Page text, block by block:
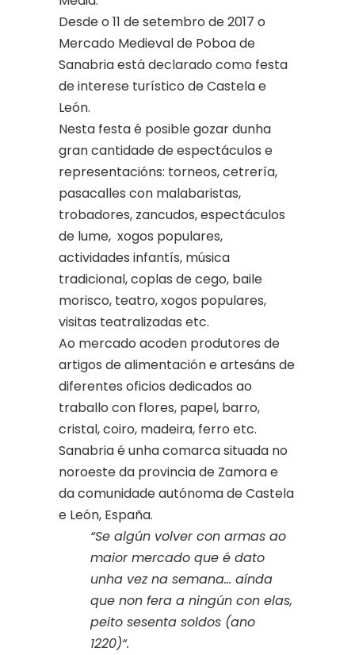
Desde o 11 de setembro de 2017 o
Mercado Medieval de Poboa de
Sanabria está declarado como festa
de interese turístico de Castela e
León.
Nesta festa é posible gozar dunha
gran cantidade de espectáculos e
representacións: torneos, cetrería,
pasacalles con malabaristas,
trobadores, zancudos, espectáculos
de lume, xogos populares,
actividades infantís, música
tradicional, coplas de cego, baile
morisco, teatro, xogos populares,
visitas teatralizadas etc.
Ao mercado acoden produtores de
artigos de alimentación e artesáns de
diferentes oficios dedicados ao
traballo con flores, papel, barro,
cristal, coiro, madeira, ferro etc.
Sanabria é unha comarca situada no
noroeste da provincia de Zamora e
da comunidade autónoma de Castela
e León, España.
“Se algún volver con armas ao
maior mercado que é dato
unha vez na semana… aínda
que non fera a ningún con elas,
peito sesenta soldos (ano
1220)“.